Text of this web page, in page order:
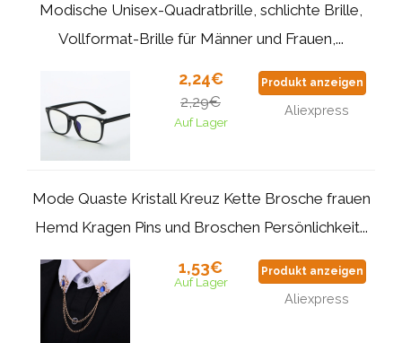
Modische Unisex-Quadratbrille, schlichte Brille,
Vollformat-Brille für Männer und Frauen,...
2,24€
2,29€
Auf Lager
Produkt anzeigen
Aliexpress
Mode Quaste Kristall Kreuz Kette Brosche frauen
Hemd Kragen Pins und Broschen Persönlichkeit...
1,53€
Auf Lager
Produkt anzeigen
Aliexpress